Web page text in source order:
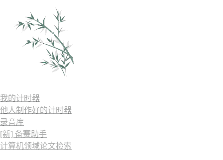
我的计时器
他人制作好的计时器
录音库
[新] 备赛助手
计算机领域论文检索